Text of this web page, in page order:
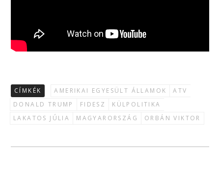
CÍMKÉK AMERIKAI EGYESÜLT ÁLLAMOK
ATV
DONALD TRUMP
FIDESZ
KÜLPOLITIKA
LAKATOS JÚLIA
MAGYARORSZÁG ORBÁN VIKTOR